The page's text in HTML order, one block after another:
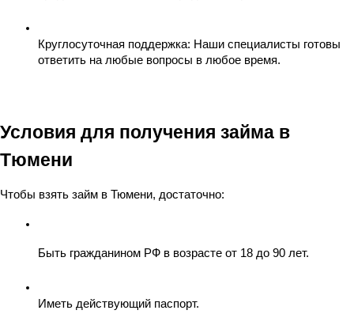
Круглосуточная поддержка: Наши специалисты готовы
ответить на любые вопросы в любое время.
Условия для получения займа в
Тюмени
Чтобы взять займ в Тюмени, достаточно:
Быть гражданином РФ в возрасте от 18 до 90 лет.
Иметь действующий паспорт.